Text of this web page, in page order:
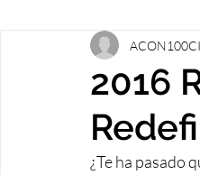
2016
¿Te ha pasado